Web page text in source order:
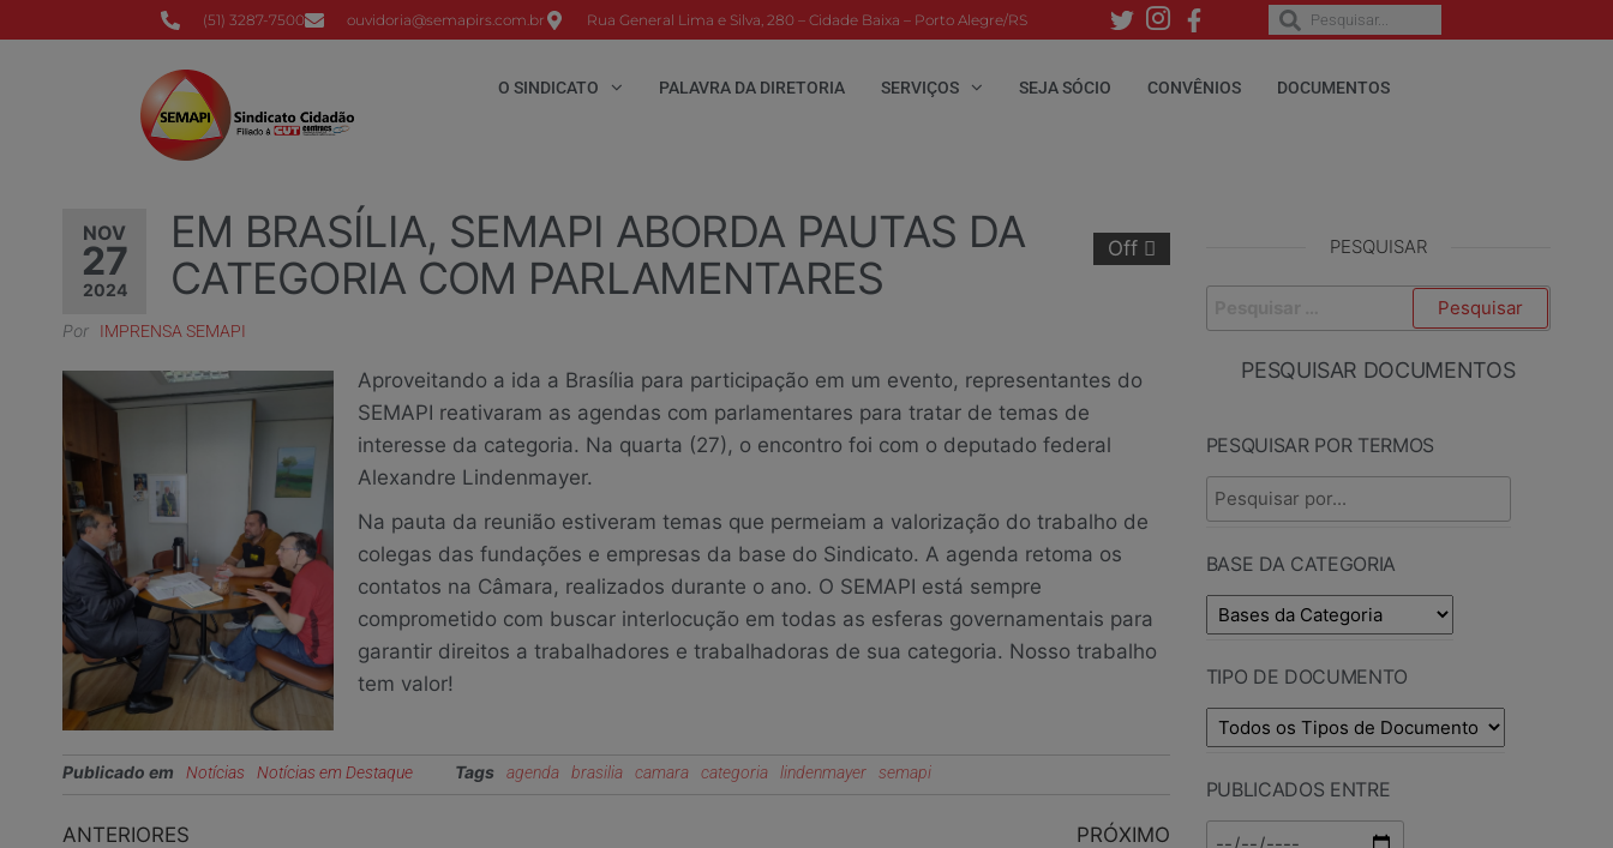
(51) 3287-7500 ouvidoria@semapirs.com.br Rua General Lima e Silva, 280 – Cidade Baixa – Porto Alegre/RS
O SINDICATO PALAVRA DA DIRETORIA SERVIÇOS SEJA SÓCIO CONVÊNIOS DOCUMENTOS
NOV
27
2024
Off
EM BRASÍLIA, SEMAPI ABORDA PAUTAS DA
CATEGORIA COM PARLAMENTARES
Por IMPRENSA SEMAPI
Aproveitando a ida a Brasília para participação em um evento, representantes do
SEMAPI reativaram as agendas com parlamentares para tratar de temas de
interesse da categoria. Na quarta (27), o encontro foi com o deputado federal
Alexandre Lindenmayer.
Na pauta da reunião estiveram temas que permeiam a valorização do trabalho de
colegas das fundações e empresas da base do Sindicato. A agenda retoma os
contatos na Câmara, realizados durante o ano. O SEMAPI está sempre
comprometido com buscar interlocução em todas as esferas governamentais para
garantir direitos a trabalhadores e trabalhadoras de sua categoria. Nosso trabalho
tem valor!
Publicado em Notícias Notícias em Destaque Tags agenda brasilia camara categoria lindenmayer semapi
ANTERIORES
PRÓXIMO
PESQUISAR
PESQUISAR DOCUMENTOS
PESQUISAR POR TERMOS
BASE DA CATEGORIA
TIPO DE DOCUMENTO
PUBLICADOS ENTRE